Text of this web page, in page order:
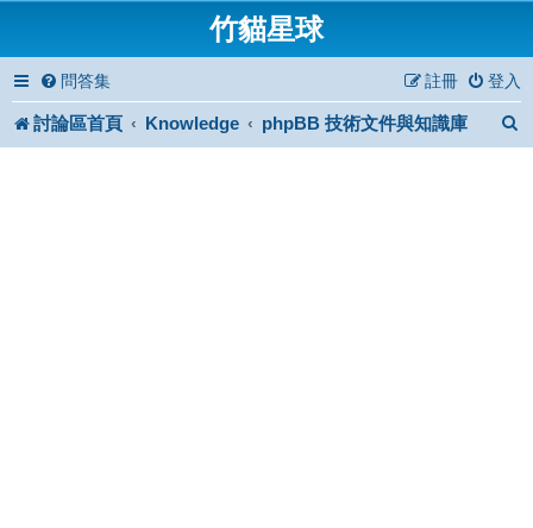
竹貓星球
問答集 登入
註冊
討論區首頁 Knowledge phpBB 技術文件與知識庫